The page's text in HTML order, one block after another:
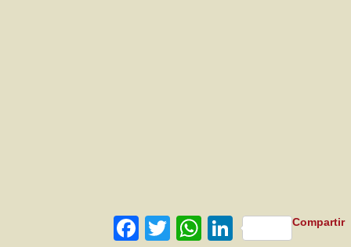
Facebook
Twitter WhatsAppLinkedIn Compartir